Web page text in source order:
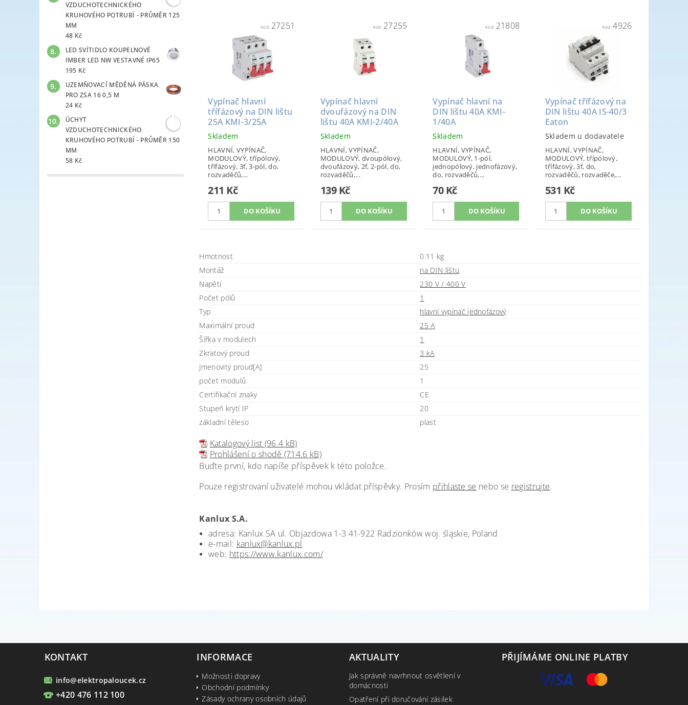
VZDUCHOTECHNICKÉHO
KRUHOVÉHO POTRUBÍ - PRŮMĚR 125
MM
48 Kč
LED SVÍTIDLO KOUPELNOVÉ
IMBER LED NW VESTAVNÉ IP65
195 Kč
UZEMŇOVACÍ MĚDĚNÁ PÁSKA
PRO ZSA 16 0,5 M
24 Kč
ÚCHYT
VZDUCHOTECHNICKÉHO
KRUHOVÉHO POTRUBÍ - PRŮMĚR 150
MM
58 Kč
Kód: 27251
Vypínač hlavní
třífázový na DIN lištu
25A KMI-3/25A
Skladem
HLAVNÍ, VYPÍNAČ,
MODULOVÝ, třípólový,
třífázový, 3f, 3-pól, do,
rozvaděčů,...
211 Kč
Kód: 27255
Vypínač hlavní
dvoufázový na DIN
lištu 40A KMI-2/40A
Skladem
HLAVNÍ, VYPÍNAČ,
MODULOVÝ, dvoupólový,
dvoufázový, 2f, 2-pól, do,
rozvaděčů,...
139 Kč
Kód: 21808
Vypínač hlavní na
DIN lištu 40A KMI-
1/40A
Skladem
HLAVNÍ, VYPÍNAČ,
MODULOVÝ, 1-pól,
jednopólový, jednofázový,
do, rozvaděčů,...
70 Kč
Kód:4926
Vypínač třífázový na
DIN lištu 40A IS-40/3
Eaton
Skladem u dodavatele
HLAVNÍ, VYPÍNAČ,
MODULOVÝ, třípólový,
třífázový, 3f, do,
rozvaděčů, rozvaděče,...
531 Kč
Hmotnost
0.11 kg
Montáž
na DIN lištu
Napětí
230 V / 400 V
Počet pólů
1
Typ
hlavní vypínač jednofázový
Maximální proud
25 A
Šířka v modulech
1
Zkratový proud
3 kA
Jmenovitý proud[A]
25
počet modulů
1
Certifikační znaky
CE
Stupeň krytí IP
20
základní těleso
plast
Katalogový list (96.4 kB)
Prohlášení o shodě (714.6 kB)
Buďte první, kdo napíše příspěvek k této položce.
Pouze registrovaní uživatelé mohou vkládat příspěvky. Prosím přihlaste se nebo se registrujte.
Kanlux S.A.
adresa: Kanlux SA ul. Objazdowa 1-3 41-922 Radzionków woj. śląskie, Poland
e-mail: kanlux@kanlux.pl
web: https://www.kanlux.com/
KONTAKT
info@elektropaloucek.cz
+420 476 112 100
INFORMACE
Možnosti dopravy
Obchodní podmínky
Zásady ochrany osobních údajů
AKTUALITY
Jak správně navrhnout osvětlení v
domácnosti
Opatření při doručování zásilek
PŘIJÍMÁME ONLINE PLATBY